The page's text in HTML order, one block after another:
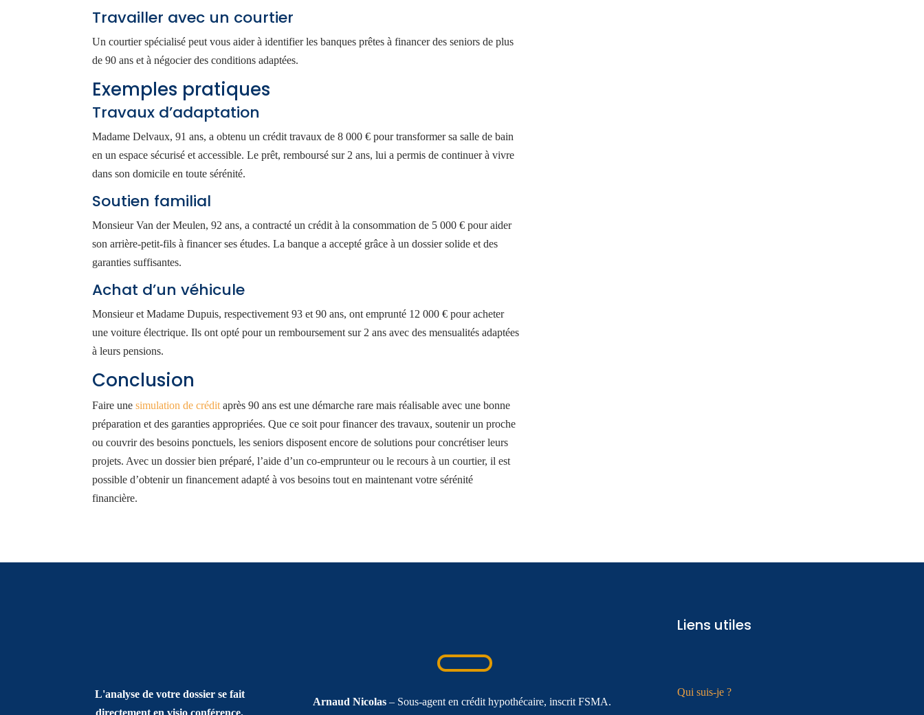
Travailler avec un courtier
Un courtier spécialisé peut vous aider à identifier les banques prêtes à financer des seniors de plus
de 90 ans et à négocier des conditions adaptées.
Exemples pratiques
Travaux d’adaptation
Madame Delvaux, 91 ans, a obtenu un crédit travaux de 8 000 € pour transformer sa salle de bain
en un espace sécurisé et accessible. Le prêt, remboursé sur 2 ans, lui a permis de continuer à vivre
dans son domicile en toute sérénité.
Soutien familial
Monsieur Van der Meulen, 92 ans, a contracté un crédit à la consommation de 5 000 € pour aider
son arrière-petit-fils à financer ses études. La banque a accepté grâce à un dossier solide et des
garanties suffisantes.
Achat d’un véhicule
Monsieur et Madame Dupuis, respectivement 93 et 90 ans, ont emprunté 12 000 € pour acheter
une voiture électrique. Ils ont opté pour un remboursement sur 2 ans avec des mensualités adaptées
à leurs pensions.
Conclusion
Faire unesimulation de crédit après 90 ans est une démarche rare mais réalisable avec une bonne
préparation et des garanties appropriées. Que ce soit pour financer des travaux, soutenir un proche
ou couvrir des besoins ponctuels, les seniors disposent encore de solutions pour concrétiser leurs
projets. Avec un dossier bien préparé, l’aide d’un co-emprunteur ou le recours à un courtier, il est
possible d’obtenir un financement adapté à vos besoins tout en maintenant votre sérénité
financière.
L'analyse de votre dossier se fait
Arnaud Nicolas– Sous-agent en crédit hypothécaire, inscrit FSMA.
Liens utiles
Qui suis-je ?